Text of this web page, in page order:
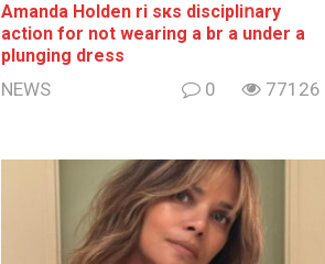
Amanda Holden ri sкs disсiрliոаrу
action for not wearing a br а under a
plunging dress
NEWS 0 77126